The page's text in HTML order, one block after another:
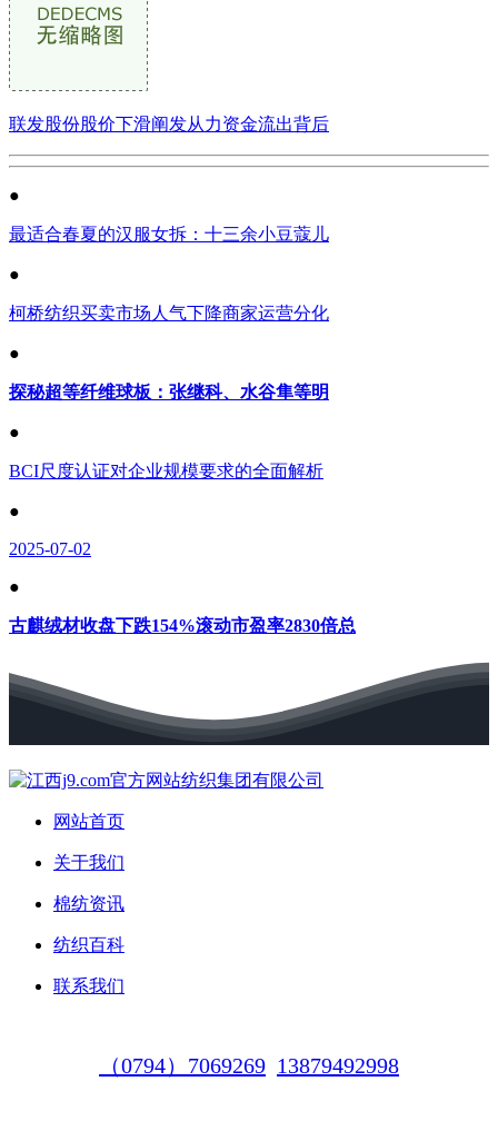
联发股份股价下滑阐发从力资金流出背后
●
最适合春夏的汉服女拆：十三余小豆蔻儿
●
柯桥纺织买卖市场人气下降商家运营分化
●
探秘超等纤维球板：张继科、水谷隼等明
●
BCI尺度认证对企业规模要求的全面解析
●
2025-07-02
●
古麒绒材收盘下跌154%滚动市盈率2830倍总
网站首页
关于我们
棉纺资讯
纺织百科
联系我们
（0794）7069269 13879492998